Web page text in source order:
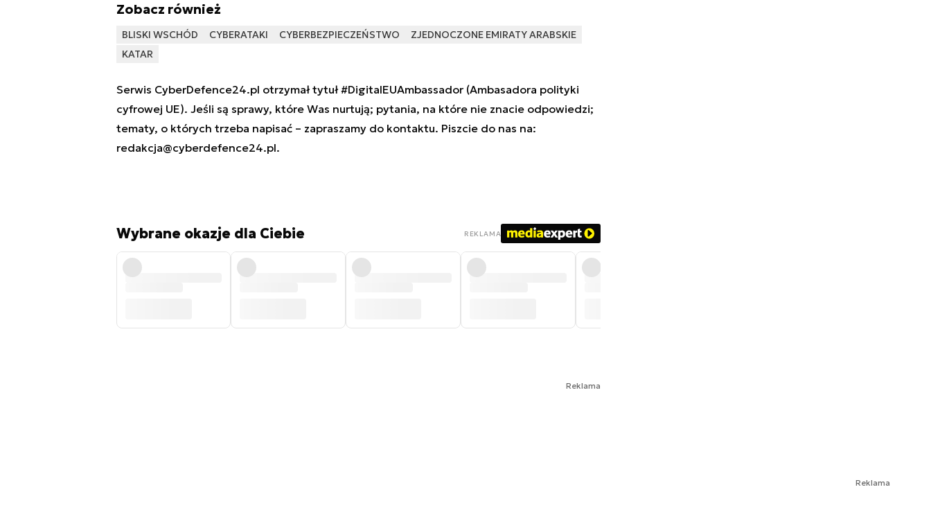
Zobacz również
BLISKI WSCHÓD CYBERATAKI CYBERBEZPIECZEŃSTWO
ZJEDNOCZONE EMIRATY ARABSKIE
KATAR
Serwis CyberDefence24.pl otrzymał tytuł #DigitalEUAmbassador (Ambasadora polityki
cyfrowej UE). Jeśli są sprawy, które Was nurtują; pytania, na które nie znacie odpowiedzi;
tematy, o których trzeba napisać – zapraszamy do kontaktu. Piszcie do nas na:
redakcja@cyberdefence24.pl.
Wybrane okazje dla Ciebie REKLAMA
Reklama
Reklama